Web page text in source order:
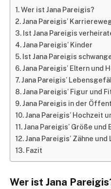
Wer ist Jana Pareigis?
Jana Pareigis’
Ist Jana Pareigis
Jana Pareigis’ Kinder
Ist Jana Pareigis
Jana Pareigis’ Eltern und
Jana Pareigis’
Jana Pareigis’ Figur und
Jana Pareigis in der
Jana Pareigis’ Hochzeit
Jana Pareigis’ Größe und
Jana Pareigis’ Zähne und
Fazit
Wer ist Jana